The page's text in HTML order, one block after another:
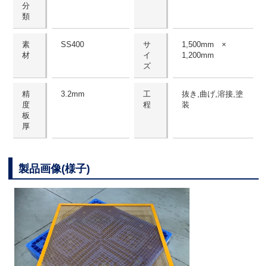
分
類
素
材
SS400
サ
イ
ズ
1,500mm ×
1,200mm
精
度
板
厚
3.2mm
工
程
抜き,曲げ,溶接,塗
装
製品画像(様子)